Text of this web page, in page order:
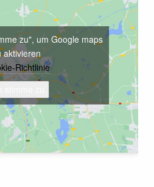
zu", um Google maps
aktivieren
Richtlinie